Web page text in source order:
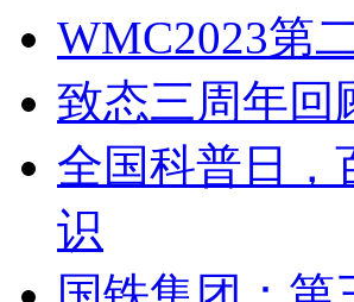
WMC2023第
致态三周年回
全国科普日，
识